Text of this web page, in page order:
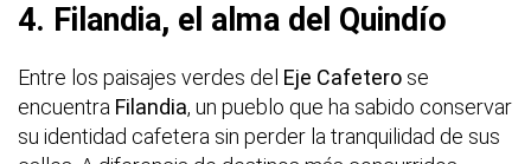
4. Filandia, el alma del Quindío
Entre los paisajes verdes del Eje Cafetero se
encuentra Filandia, un pueblo que ha sabido conservar
su identidad cafetera sin perder la tranquilidad de sus